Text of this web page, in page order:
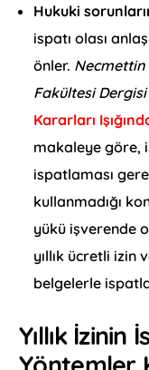
Hukuki
ispatı olası
önler. Necmettin
Fakültesi Dergisi
Kararları
makaleye göre,
ispatlaması
kullanmadığı
yükü işverende
yıllık ücretli
belgelerle
Yıllık İzinin